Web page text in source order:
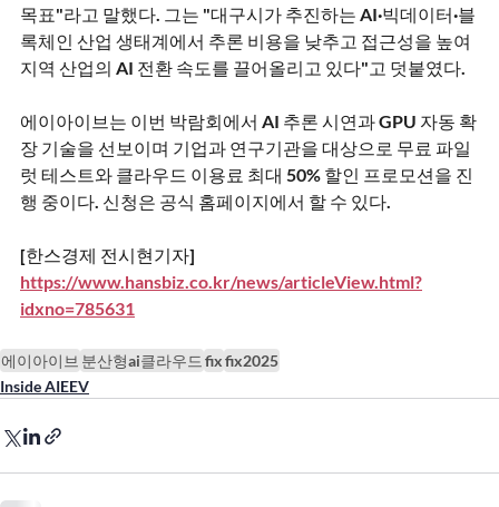
목표"라고 말했다. 그는 "대구시가 추진하는 AI·빅데이터·블
록체인 산업 생태계에서 추론 비용을 낮추고 접근성을 높여
지역 산업의 AI 전환 속도를 끌어올리고 있다"고 덧붙였다.
에이아이브는 이번 박람회에서 AI 추론 시연과 GPU 자동 확
장 기술을 선보이며 기업과 연구기관을 대상으로 무료 파일
럿 테스트와 클라우드 이용료 최대 50% 할인 프로모션을 진
행 중이다. 신청은 공식 홈페이지에서 할 수 있다.
[한스경제 전시현기자]
https://www.hansbiz.co.kr/news/articleView.html?
idxno=785631
에이아이브 분산형ai클라우드 fixfix2025
Inside AIEEV